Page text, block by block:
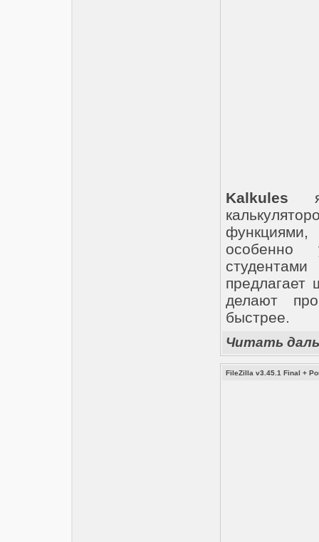
Kalkules
предлагает
делают
быстрее.
Читать
FileZilla v3.45.1 Final +